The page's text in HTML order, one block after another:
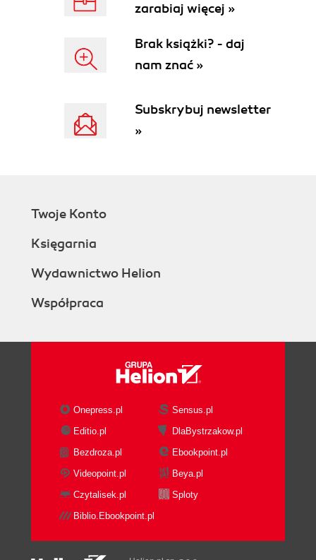
zarabiaj więcej »
Brak książki? - daj
nam znać »
Subskrybuj newsletter
»
Twoje Konto
Księgarnia
Wydawnictwo Helion
Współpraca
Onepress.pl
Sensus.pl
Editio.pl
DlaBystrzakow.pl
Bezdroza.pl
Ebookpoint.pl
Videopoint.pl
Beya.pl
Czytalisek.pl
Sploty
Biblio.Ebookpoint.pl